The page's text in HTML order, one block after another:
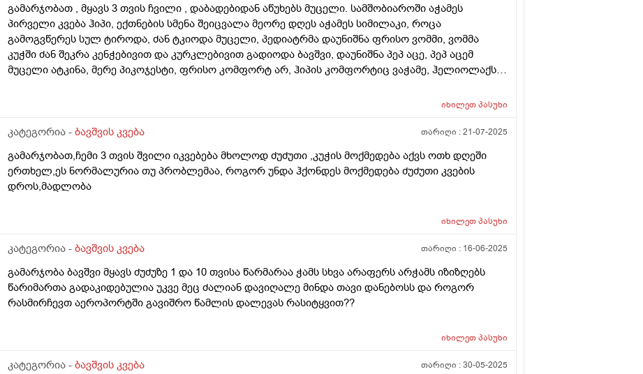
გამარჯობათ , მყავს 3 თვის ჩვილი , დაბადებიდან აწუხებს მუცელი. სამშობიაროში აჭამეს
პირველი კვება ჰიპი, ექთნების სმენა შეიცვალა მეორე დღეს აჭამეს სიმილაკი, როცა
გამოგვწერეს სულ ტიროდა, ძან ტკიოდა მუცელი, პედიატრმა დაუნიშნა ფრისო ვომმი, ვომმა
კუჭში ძან შეკრა კენჭებივით და კურკლებივით გადიოდა ბავშვი, დაუნიშნა პეპ აცე, პეპ აცემ
მუცელი ატკინა, მერე პიკოჯესტი, ფრისო კომფორტ არ, ჰიპის კომფორტიც ვაჭამე, ჰელიოლაქსი
ფრისო მულტიო მიიღო კარგად, გაზები ისევ აწუხებს მაგრამ არ ტირის, ვაჭმევ ფრისო მულტიოს 2
მუცლიდან ისმის ხრიალის ხმები და ბოლომდე არ ჭამდა, პედიატრმა დაუნიშნა ქვამატელი დღეში
მერე ისევ ისე დაიწყო, დავალევინე კიდევ და ჭამს ხუთი დღეა გასული, სულ ორჯერ მივეცი
ქვამატელი და ანოტაციაში წავიკითხე რომ ჩვილებისთვის არ წერია, ძალიან შემეშინდა,
საყურადღებო ხომ არ არის? პედიატრი მარწმუნებს რომ ვენდო უსაფრთხოა. თქვენ რას მეტყვით?
იხილეთპასუხი
კატეგორია - ბავშვის კვება თარიღი :21-07-2025
გამარჯობათ,ჩემი 3 თვის შვილი იკვებება მხოლოდ ძუძუთი ,კუჭის მოქმედება აქვს ოთხ დღეში
ერთხელ,ეს ნორმალურია თუ პრობლემაა, როგორ უნდა ჰქონდეს მოქმედება ძუძუთი კვების
დროს,მადლობა
იხილეთპასუხი
კატეგორია - ბავშვის კვება თარიღი : 16-06-2025
გამარჯობა ბავშვი მყავს ძუძუზე 1 და 10 თვისა წარმარაა ჭამს სხვა არაფერს არჭამს იზიზღებს
წარიმართა გადაკიდებულია უკვე მეც ძალიან დავიღალე მინდა თავი დანებოსს და როგორ
რასმირჩევთ აეროპორტში გავიშრო წამლის დალევას რასიტყვით??
იხილეთპასუხი
კატეგორია - ბავშვის კვება თარიღი :30-05-2025